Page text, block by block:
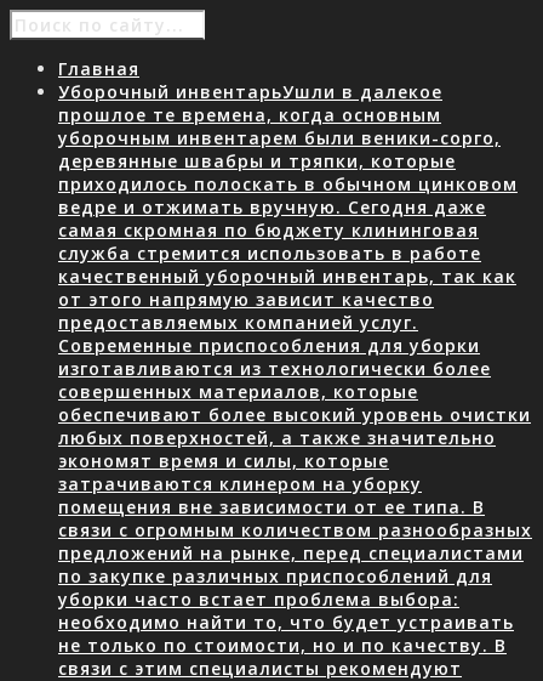
Главная
Уборочный инвентарьУшли в далекое
прошлое те времена, когда основным
уборочным инвентарем были веники-сорго,
деревянные швабры и тряпки, которые
приходилось полоскать в обычном цинковом
ведре и отжимать вручную. Сегодня даже
самая скромная по бюджету клининговая
служба стремится использовать в работе
качественный уборочный инвентарь, так как
от этого напрямую зависит качество
предоставляемых компанией услуг.
Современные приспособления для уборки
изготавливаются из технологически более
совершенных материалов, которые
обеспечивают более высокий уровень очистки
любых поверхностей, а также значительно
экономят время и силы, которые
затрачиваются клинером на уборку
помещения вне зависимости от ее типа. В
связи с огромным количеством разнообразных
предложений на рынке, перед специалистами
по закупке различных приспособлений для
уборки часто встает проблема выбора:
необходимо найти то, что будет устраивать
не только по стоимости, но и по качеству. В
связи с этим специалисты рекомендуют